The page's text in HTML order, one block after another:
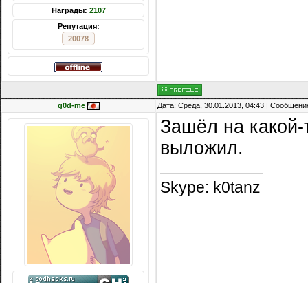
Награды: 2107
Репутация:
20078
g0d-me Дата: Среда, 30.01.2013, 04:43 |
Зашёл на
выложил.
Skype: k0tanz